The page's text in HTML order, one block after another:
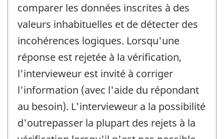
comparer les données inscrites à des
valeurs inhabituelles et de détecter des
incohérences logiques. Lorsqu'une
réponse est rejetée à la vérification,
l'intervieweur est invité à corriger
l'information (avec l'aide du répondant
au besoin). L'intervieweur a la possibilité
d'outrepasser la plupart des rejets à la